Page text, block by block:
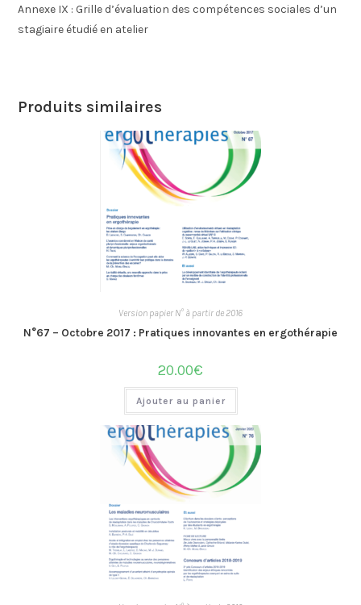
Annexe IX : Grille d’évaluation des compétences sociales d’un
stagiaire étudié en atelier
Produits similaires
Version papier N° à partir de 2016
N°67 – Octobre 2017 : Pratiques innovantes en ergothérapie
20.00€
Ajouter au panier